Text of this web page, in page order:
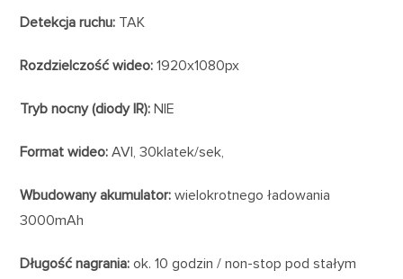
Detekcja ruchu: TAK
Rozdzielczość wideo: 1920x1080px
Tryb nocny (diody IR): NIE
Format wideo: AVI, 30klatek/sek,
Wbudowany akumulator: wielokrotnego ładowania
3000mAh
Długość nagrania: ok. 10 godzin / non-stop pod stałym